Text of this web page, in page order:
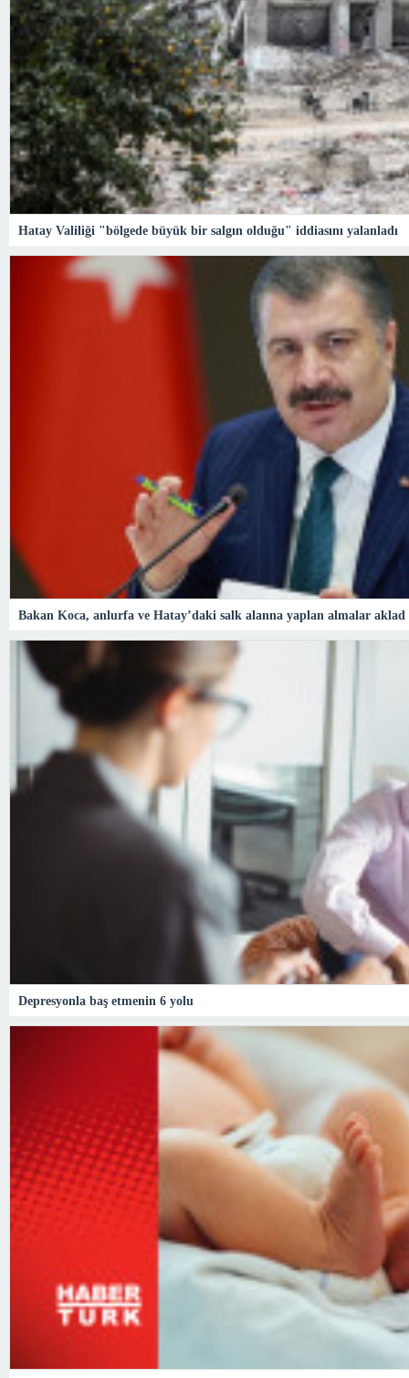
Hatay Valiliği "bölgede büyük bir salgın olduğu" iddiasını yalanladı
Bakan Koca, anlurfa ve Hatay’daki salk alanna yaplan almalar aklad
Depresyonla baş etmenin 6 yolu